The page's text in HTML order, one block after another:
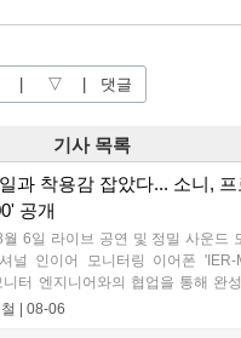
▽ 댓글
기사 목록
과 착용감 잡았다... 소니,
공개
6일 라이브 공연 및 정밀 사운드
널 인이어 모니터링 이어폰 'IER-
니터 엔지니어와의 협업을 통해 완
차음 성능을 갖춰, 외부 소음이 많
08-06